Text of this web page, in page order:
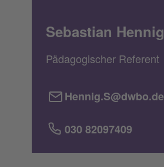
Sebastian Hennig
Pädagogischer Referent
Hennig.S@dwbo.de
030 82097409